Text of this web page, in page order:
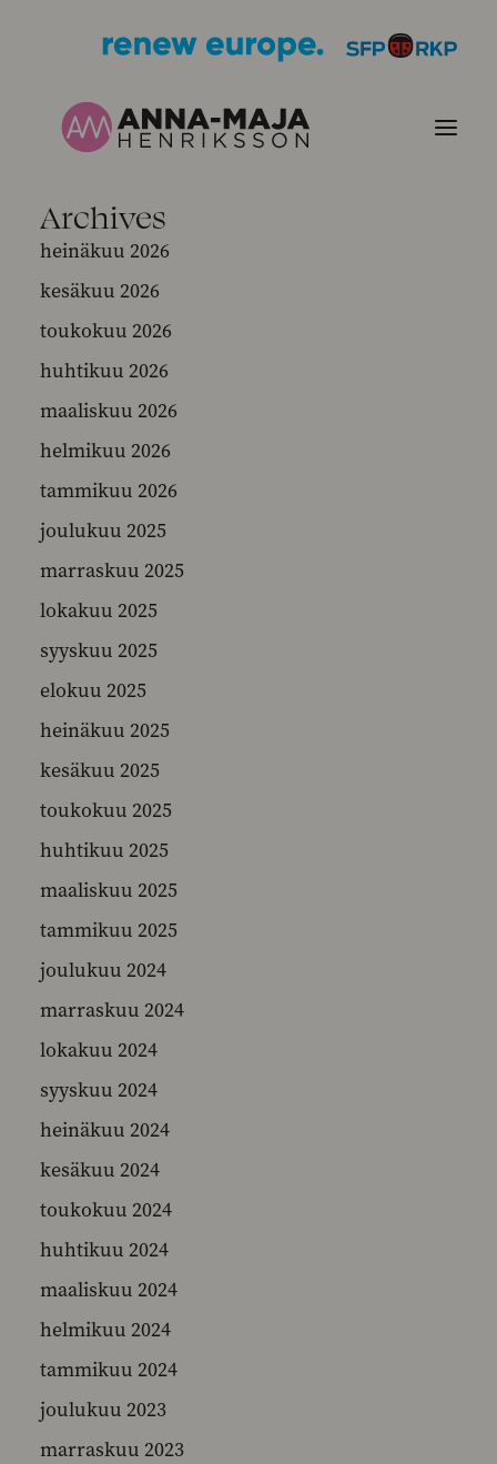
JULKAISUT
POLITIIKKANI
HENKILÖKUVA
YHTEYSTIEDOT
KUVIA
SEARCH
Archives
heinäkuu 2026
kesäkuu 2026
toukokuu 2026
huhtikuu 2026
maaliskuu 2026
helmikuu 2026
tammikuu 2026
joulukuu 2025
marraskuu 2025
lokakuu 2025
syyskuu 2025
elokuu 2025
heinäkuu 2025
kesäkuu 2025
toukokuu 2025
huhtikuu 2025
maaliskuu 2025
tammikuu 2025
joulukuu 2024
marraskuu 2024
lokakuu 2024
syyskuu 2024
heinäkuu 2024
kesäkuu 2024
toukokuu 2024
huhtikuu 2024
maaliskuu 2024
helmikuu 2024
tammikuu 2024
joulukuu 2023
marraskuu 2023